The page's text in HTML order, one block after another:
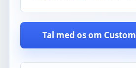
Tal med os om Custom